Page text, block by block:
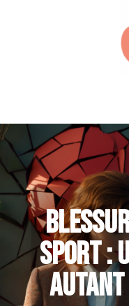
sport :
autant